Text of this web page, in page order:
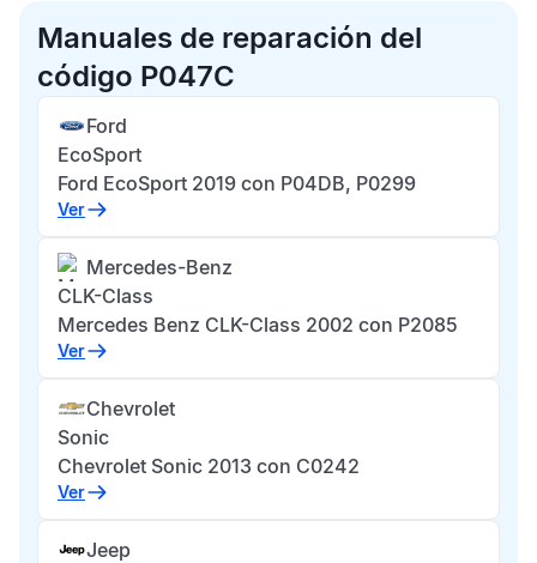
Manuales de reparación del
código P047C
Ford
EcoSport
Ford EcoSport 2019 con P04DB, P0299
Ver
Mercedes-Benz
CLK-Class
Mercedes Benz CLK-Class 2002 con P2085
Ver
Chevrolet
Sonic
Chevrolet Sonic 2013 con C0242
Ver
Jeep